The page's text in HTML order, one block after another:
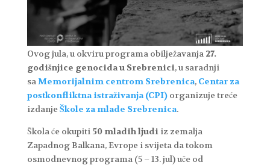
Ovog jula, u okviru programa obilježavanja 27.
godišnjice genocida u Srebrenici, u saradnji
sa Memorijalnim centrom Srebrenica, Centar za
postkonfliktna istraživanja (CPI)organizuje treće
izdanje Škole za mlade Srebrenica.
Škola će okupiti 50 mladih ljudi iz zemalja
Zapadnog Balkana, Evrope i svijeta da tokom
osmodnevnog programa (5 – 13. jul) uče od